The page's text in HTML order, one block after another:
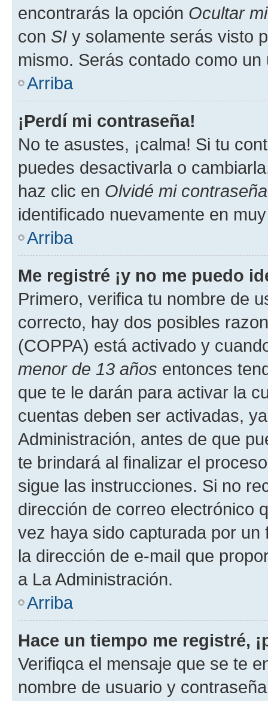
encontrarás la opción Ocultar
con SI y solamente serás visto
mismo. Serás contado como un
Arriba
¡Perdí mi contraseña!
No te asustes, ¡calma! Si tu
puedes desactivarla o
haz clic en Olvidé mi contraseña
identificado nuevamente en
Arriba
Me registré ¡y no me puedo
Primero, verifica tu nombre de
correcto, hay dos posibles
(COPPA) está activado y
menor de 13 años entonces
que te le darán para activar la
cuentas deben ser activadas,
Administración, antes de que
te brindará al finalizar el
sigue las instrucciones. Si no
dirección de correo electrónico
vez haya sido capturada por
la dirección de e-mail que
a La Administración.
Arriba
Hace un tiempo me registré,
Verifiqca el mensaje que se te
nombre de usuario y